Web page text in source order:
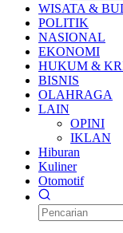
WISATA &
POLITIK
NASIONAL
EKONOMI
HUKUM &
BISNIS
OLAHRAGA
LAIN
OPINI
IKLAN
Hiburan
Kuliner
Otomotif